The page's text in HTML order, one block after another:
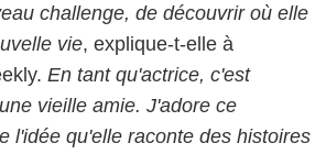
challenge, de découvrir où elle
vie, explique-t-elle à
En tant qu'actrice, c'est
vieille amie. J'adore ce
l'idée qu'elle raconte des histoires